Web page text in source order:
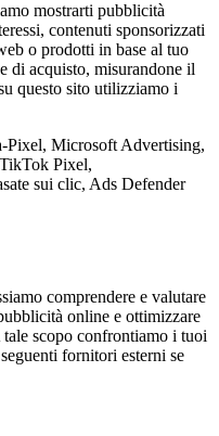
mostrarti pubblicità
contenuti sponsorizzati
o prodotti in base al tuo
di acquisto, misurandone il
questo sito utilizziamo i
Pixel, Microsoft Advertising,
Pixel,
sui clic, Ads Defender
comprendere e valutare
online e ottimizzare
scopo confrontiamo i tuoi
fornitori esterni se